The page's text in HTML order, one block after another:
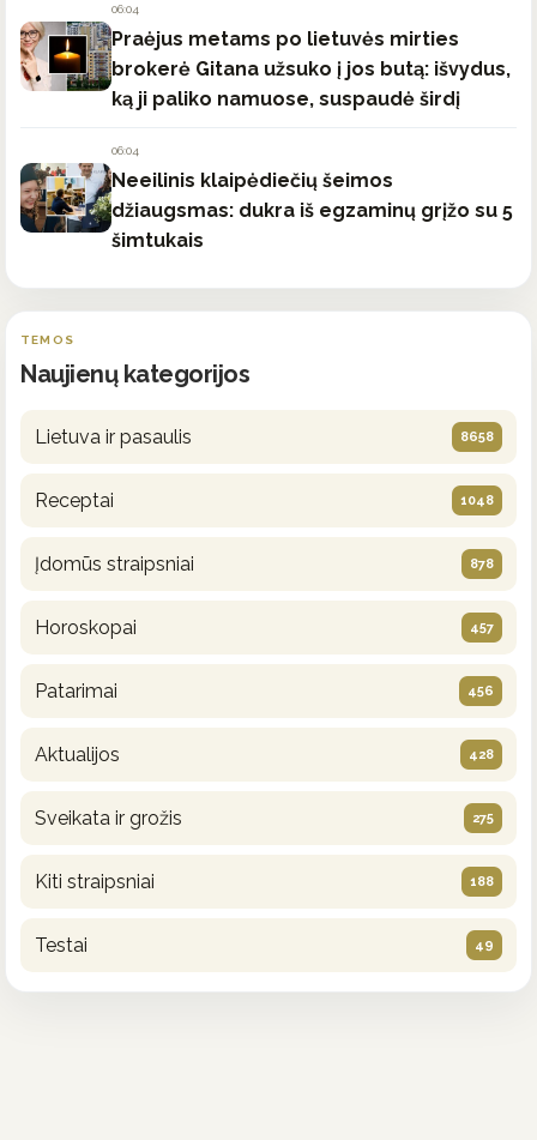
06:04
Praėjus metams po lietuvės mirties
brokerė Gitana užsuko į jos butą: išvydus,
ką ji paliko namuose, suspaudė širdį
06:04
Neeilinis klaipėdiečių šeimos
džiaugsmas: dukra iš egzaminų grįžo su 5
šimtukais
TEMOS
Naujienų kategorijos
Lietuva ir pasaulis 8658
Receptai 1048
Įdomūs straipsniai 878
Horoskopai 457
Patarimai 456
Aktualijos 428
Sveikata ir grožis 275
Kiti straipsniai 188
Testai 49